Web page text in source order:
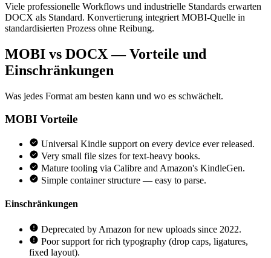
Viele professionelle Workflows und industrielle Standards erwarten
DOCX als Standard. Konvertierung integriert MOBI-Quelle in
standardisierten Prozess ohne Reibung.
MOBI vs DOCX — Vorteile und
Einschränkungen
Was jedes Format am besten kann und wo es schwächelt.
MOBI Vorteile
Universal Kindle support on every device ever released.
Very small file sizes for text-heavy books.
Mature tooling via Calibre and Amazon's KindleGen.
Simple container structure — easy to parse.
Einschränkungen
Deprecated by Amazon for new uploads since 2022.
Poor support for rich typography (drop caps, ligatures,
fixed layout).